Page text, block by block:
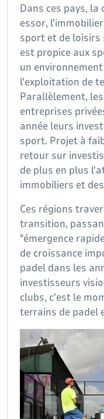
Dans ces pays, la
essor,
sport et de loisirs
est propice aux
un
l'exploitation de
Parallèlement,
entreprises
année leurs
sport. Projet à
retour sur
de plus en plus
immobiliers et
Ces régions
transition,
"émergence
de croissance
padel dans les
investisseurs
clubs, c'est le
terrains de padel